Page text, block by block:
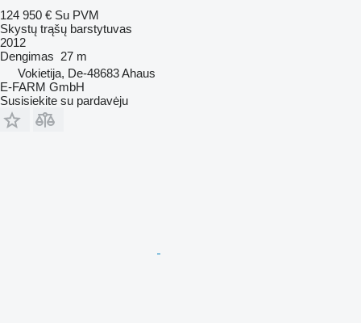
124 950 € Su PVM
Skystų trąšų barstytuvas
2012
Dengimas 27 m
Vokietija, De-48683 Ahaus
E-FARM GmbH
Susisiekite su pardavėju